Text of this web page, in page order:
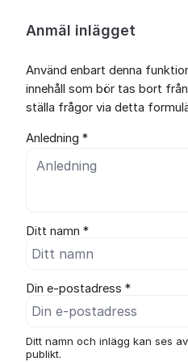
Anmäl inlägget
Använd enbart denna
innehåll som bör tas bort
ställa frågor via detta
Anledning *
Ditt namn *
Din e-postadress *
Ditt namn och inlägg kan ses
publikt.